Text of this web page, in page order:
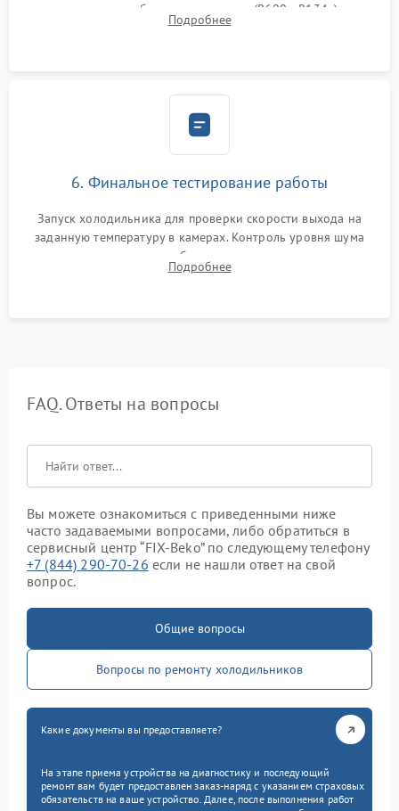
дозированным объемом хладагента (R600a, R134a) по
электронным весам. Контроль рабочего давления в системе.
Подробнее
6. Финальное тестирование работы
Запуск холодильника для проверки скорости выхода на
заданную температуру в камерах. Контроль уровня шума
компрессора, отсутствия обмерзания стенок и корректного
срабатывания системы автоматической оттайки.
Подробнее
FAQ. Ответы на вопросы
Вы можете ознакомиться с приведенными ниже
часто задаваемыми вопросами, либо обратиться в
сервисный центр “FIX-Beko” по следующему телефону
+7 (844) 290-70-26 если не нашли ответ на свой
вопрос.
Общие вопросы
Вопросы по ремонту холодильников
Какие документы вы предоставляете?
На этапе приема устройства на диагностику и последующий
ремонт вам будет предоставлен заказ-наряд с указанием страховых
обязательств на ваше устройство. Далее, после выполнения работ